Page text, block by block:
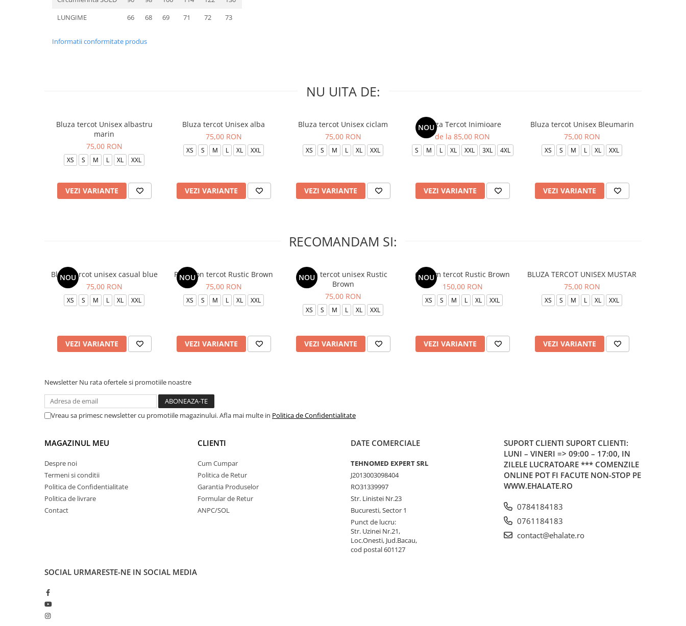
LUNGIME
66 68 69 71 72 73
Informatii conformitate produs
NU UITA DE:
Bluza tercot Unisex albastru
marin
75,00 RON
XS S M L XL XXL
VEZI VARIANTE
Bluza tercot Unisex alba
75,00 RON
XS S M L XL XXL
VEZI VARIANTE
Bluza tercot Unisex ciclam
75,00 RON
XS S M L XL XXL
VEZI VARIANTE
NOU
Bluza Tercot Inimioare
de la 85,00 RON
S M L XL XXL 3XL 4XL
VEZI VARIANTE
Bluza tercot Unisex Bleumarin
75,00 RON
XS S M L XL XXL
VEZI VARIANTE
RECOMANDAM SI:
NOU
Bluza tercot unisex casual blue
75,00 RON
XS S M L XL XXL
VEZI VARIANTE
NOU
Pantalon tercot Rustic Brown
75,00 RON
XS S M L XL XXL
VEZI VARIANTE
NOU
Bluza tercot unisex Rustic
Brown
75,00 RON
XS S M L XL XXL
VEZI VARIANTE
NOU
Costum tercot Rustic Brown
150,00 RON
XS S M L XL XXL
VEZI VARIANTE
BLUZA TERCOT UNISEX MUSTAR
75,00 RON
XS S M L XL XXL
VEZI VARIANTE
Newsletter Nu rata ofertele si promotiile noastre
Vreau sa primesc newsletter cu promotiile magazinului. Afla mai multe in Politica de Confidentialitate
MAGAZINUL MEU
Despre noi
Termeni si conditii
Politica de Confidentialitate
Politica de livrare
Contact
CLIENTI
Cum Cumpar
Politica de Retur
Garantia Produselor
Formular de Retur
ANPC/SOL
DATE COMERCIALE
TEHNOMED EXPERT SRL
J2013003098404
RO31339997
Str. Linistei Nr.23
Bucuresti, Sector 1
Punct de lucru:
Str. Uzinei Nr.21,
Loc.Onesti, Jud.Bacau,
cod postal 601127
SUPORT CLIENTI SUPORT CLIENTI:
LUNI – VINERI => 09:00 – 17:00, IN
ZILELE LUCRATOARE *** COMENZILE
ONLINE POT FI FACUTE NON-STOP PE
WWW.EHALATE.RO
0784184183
0761184183
contact@ehalate.ro
SOCIAL URMARESTE-NE IN SOCIAL MEDIA